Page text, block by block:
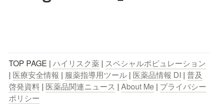
TOP PAGE | ハイリスク薬 | スペシャルポピュレーション
| 医療安全情報 | 服薬指導用ツール | 医薬品情報 DI | 普及
啓発資料 | 医薬品関連ニュース | About Me | プライバシー
ポリシー